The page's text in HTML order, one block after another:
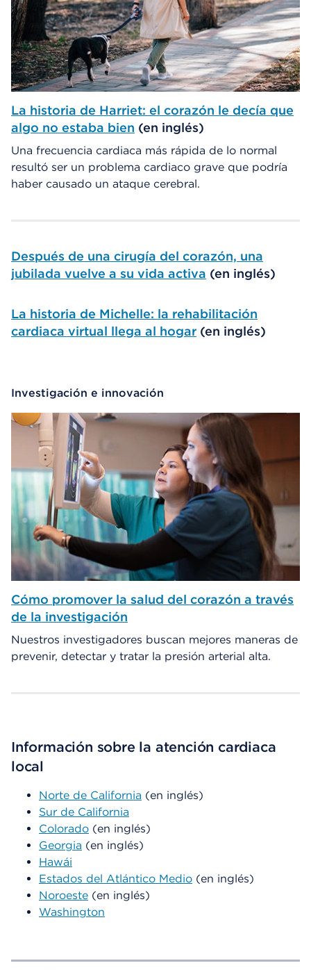
La historia de Harriet: el corazón le decía que
algo no estaba bien (en inglés)
Una frecuencia cardiaca más rápida de lo normal
resultó ser un problema cardiaco grave que podría
haber causado un ataque cerebral.
Después de una cirugía del corazón, una
jubilada vuelve a su vida activa (en inglés)
La historia de Michelle: la rehabilitación
cardiaca virtual llega al hogar (en inglés)
Investigación e innovación
Cómo promover la salud del corazón a través
de la investigación
Nuestros investigadores buscan mejores maneras de
prevenir, detectar y tratar la presión arterial alta.
Información sobre la atención cardiaca
local
Norte de California (en inglés)
Sur de California
Colorado (en inglés)
Georgia (en inglés)
Hawái
Estados del Atlántico Medio (en inglés)
Noroeste (en inglés)
Washington